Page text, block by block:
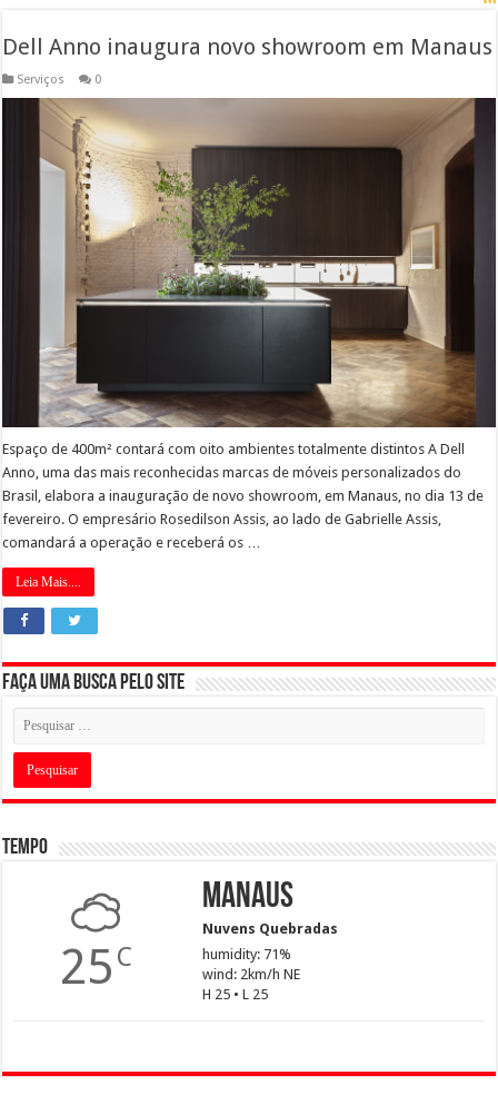
Dell Anno inaugura novo showroom em Manaus
Serviços 0
Espaço de 400m² contará com oito ambientes totalmente distintos A Dell
Anno, uma das mais reconhecidas marcas de móveis personalizados do
Brasil, elabora a inauguração de novo showroom, em Manaus, no dia 13 de
fevereiro. O empresário Rosedilson Assis, ao lado de Gabrielle Assis,
comandará a operação e receberá os …
Leia Mais....
Faça uma busca pelo Site
Tempo
25 C
Manaus
Nuvens Quebradas
humidity: 71%
wind: 2km/h NE
H 25 • L 25